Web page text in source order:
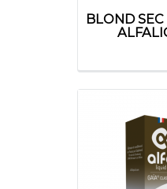
BLOND